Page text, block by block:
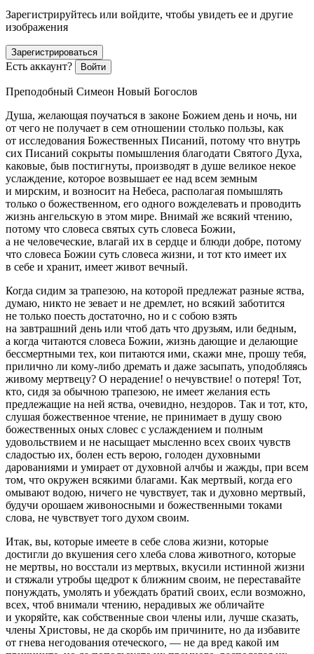
Зарегистрируйтесь или войдите, чтобы увидеть ее и другие
изображения
Зарегистрироваться
Есть аккаунт? Войти
Преподобный Симеон Новый Богослов
Душа, желающая поучаться в законе Божием день и ночь, ни
от чего не получает в сем отношении столько пользы, как
от исследования Божественных Писаний, потому что внутрь
сих Писаний сокрыты помышления благодати Святого Духа,
каковые, быв постигнуты, производят в душе великое некое
услаждение, которое возвышает ее над всем земным
и мирским, и возносит на Небеса, располагая помышлять
только о божественном, его одного вожделевать и проводить
жизнь ангельскую в этом мире. Внимай же всякий чтению,
потому что словеса святых суть словеса Божии,
а не человеческие, влагай их в сердце и блюди добре, потому
что словеса Божии суть словеса жизни, и тот кто имеет их
в себе и хранит, имеет живот вечный.
Когда сидим за трапезою, на которой предлежат разные яства,
думаю, никто не зевает и не дремлет, но всякий заботится
не только поесть достаточно, но и с собою взять
на завтрашний день или чтоб дать что друзьям, или бедным,
а когда читаются словеса Божии, жизнь дающие и делающие
бессмертными тех, кои питаются ими, скажи мне, прошу тебя,
прилично ли кому-либо дремать и даже засыпать, уподобляясь
живому мертвецу? О нерадение! о нечувствие! о потеря! Тот,
кто, сидя за обычною трапезою, не имеет желания есть
предлежащие на ней яства, очевидно, нездоров. Так и тот, кто,
слушая божественное чтение, не принимает в душу свою
божественных оных словес с услаждением и полным
удовольствием и не насыщает мысленно всех своих чувств
сладостью их, болен есть верою, голоден духовными
дарованиями и умирает от духовной алчбы и жажды, при всем
том, что окружен всякими благами. Как мертвый, когда его
омывают водою, ничего не чувствует, так и духовно мертвый,
будучи орошаем живоносными и божественными токами
слова, не чувствует того духом своим.
Итак, вы, которые имеете в себе слова жизни, которые
достигли до вкушения сего хлеба слова животного, которые
не мертвы, но восстали из мертвых, вкусили истинной жизни
и стяжали утробы щедрот к ближним своим, не переставайте
понуждать, умолять и убеждать братий своих, если возможно,
всех, чтоб внимали чтению, нерадивых же обличайте
и укоряйте, как собственные свои члены или, лучше сказать,
члены Христовы, не да скорбь им причините, но да избавите
от гнева негодования отеческого, — не да вред какой им